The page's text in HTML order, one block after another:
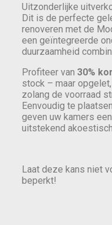
Uitzonderlijke
Dit is de perfecte
renoveren met de
een geïntegreerde
duurzaamheid
Profiteer van 30%
stock – maar
zolang de voorraad
Eenvoudig te
geven uw kamers
uitstekend
Laat deze kans niet
beperkt!